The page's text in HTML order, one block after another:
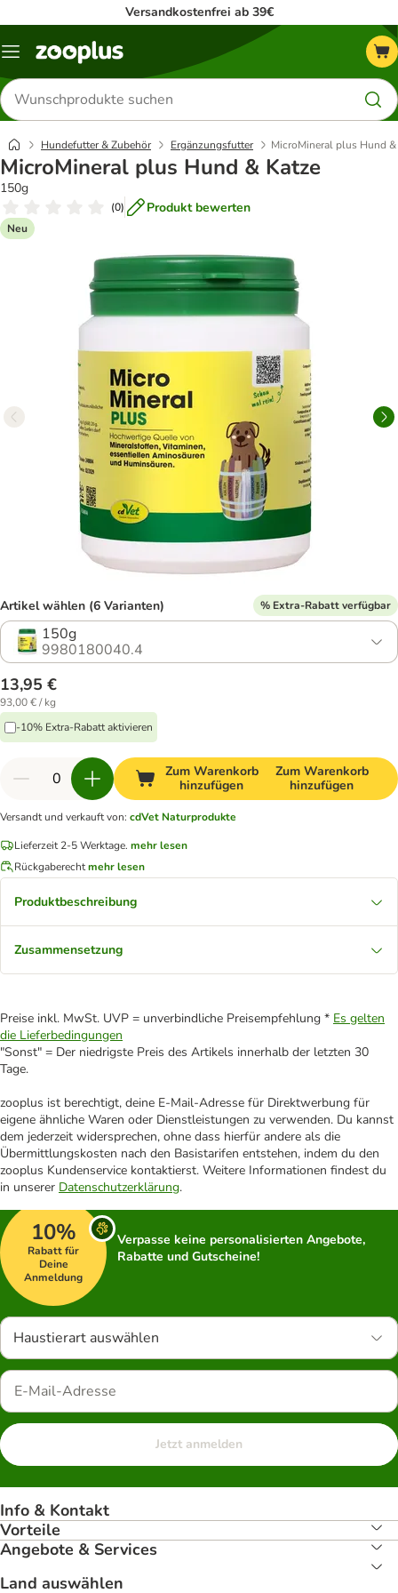
Versandkostenfrei ab 39€
Menü
Produkte
suchen
Hundefutter & Zubehör Ergänzungsfutter MicroMineral plus Hund &
MicroMineral plus Hund & Katze
150g
(0) Produkt bewerten
Neu
Artikel wählen (6 Varianten) % Extra-Rabatt verfügbar
150g
9980180040.4
13,95 €
93,00 € / kg
-10% Extra-Rabatt aktivieren
Zum Warenkorb
hinzufügen
Zum Warenkorb
hinzufügen
Versandt und verkauft von: cdVet Naturprodukte
Lieferzeit 2-5 Werktage. mehr lesen
Rückgaberechtmehr lesen
Produktbeschreibung
Zusammensetzung
Preise inkl. MwSt. UVP = unverbindliche Preisempfehlung * Es gelten
die Lieferbedingungen
"Sonst" = Der niedrigste Preis des Artikels innerhalb der letzten 30
Tage.
zooplus ist berechtigt, deine E-Mail-Adresse für Direktwerbung für
eigene ähnliche Waren oder Dienstleistungen zu verwenden. Du kannst
dem jederzeit widersprechen, ohne dass hierfür andere als die
Übermittlungskosten nach den Basistarifen entstehen, indem du den
zooplus Kundenservice kontaktierst. Weitere Informationen findest du
in unserer Datenschutzerklärung.
10%
Rabatt für
Deine
Anmeldung
Verpasse keine personalisierten Angebote,
Rabatte und Gutscheine!
Haustierart auswählen
Jetzt anmelden
Info & Kontakt
Vorteile
Angebote & Services
Land auswählen